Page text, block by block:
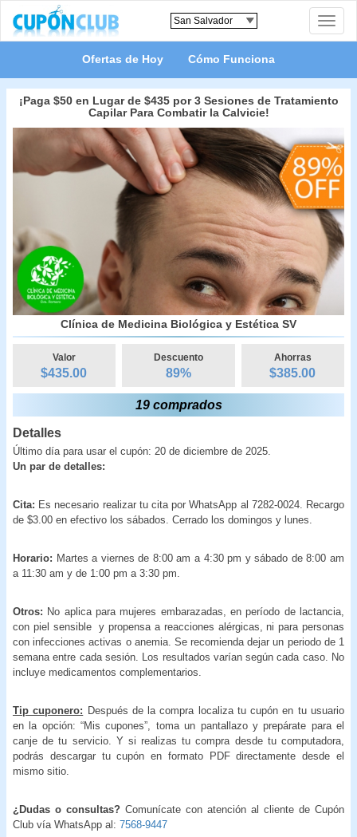
Toggle
Ofertas de Hoy Cómo Funciona
¡Paga $50 en Lugar de $435 por 3 Sesiones de Tratamiento
Capilar Para Combatir la Calvicie!
Clínica de Medicina Biológica y Estética SV
Valor
$435.00
Descuento
89%
Ahorras
$385.00
19 comprados
Detalles
Último día para usar el cupón: 20 de diciembre de 2025.
Un par de detalles:
Cita: Es necesario realizar tu cita por WhatsApp al 7282-0024. Recargo
de $3.00 en efectivo los sábados. Cerrado los domingos y lunes.
Horario: Martes a viernes de 8:00 am a 4:30 pm y sábado de 8:00 am
a 11:30 am y de 1:00 pm a 3:30 pm.
Otros: No aplica para mujeres embarazadas, en período de lactancia,
con piel sensible y propensa a reacciones alérgicas, ni para personas
con infecciones activas o anemia. Se recomienda dejar un periodo de 1
semana entre cada sesión. Los resultados varían según cada caso. No
incluye medicamentos complementarios.
Tip cuponero: Después de la compra localiza tu cupón en tu usuario
en la opción: “Mis cupones”, toma un pantallazo y prepárate para el
canje de tu servicio. Y si realizas tu compra desde tu computadora,
podrás descargar tu cupón en formato PDF directamente desde el
mismo sitio.
¿Dudas o consultas? Comunícate con atención al cliente de Cupón
Club vía WhatsApp al: 7568-9447